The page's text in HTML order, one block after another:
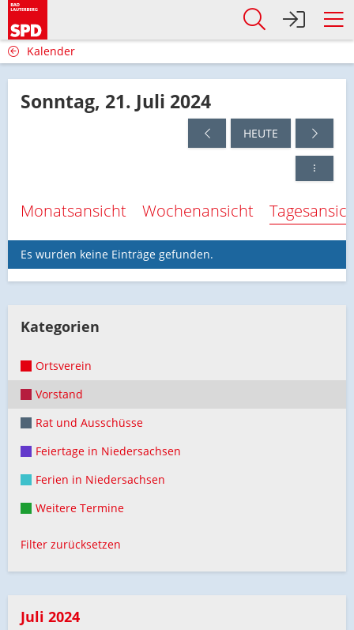
Kalender
Sonntag, 21. Juli 2024
HEUTE
Monatsansicht Wochenansicht
Es wurden keine Einträge gefunden.
Kategorien
Ortsverein
Vorstand
Rat und Ausschüsse
Feiertage in Niedersachsen
Ferien in Niedersachsen
Weitere Termine
Filter zurücksetzen
Juli 2024